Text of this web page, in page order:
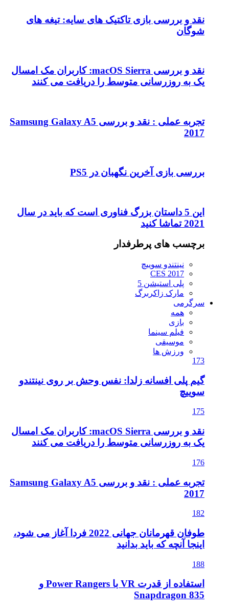
نقد و بررسی بازی تاکتیک های سایه: تیغه های
شوگان
نقد و بررسی macOS Sierra: کاربران مک امسال
یک به روزرسانی متوسط را دریافت می کنند
تجربه عملی : نقد و بررسی Samsung Galaxy A5
2017
بررسی بازی آخرین نگهبان در PS5
این 5 داستان بزرگ فناوری است که باید در سال
2021 تماشا کنید
برچسب های پرطرفدار
نینتندو سوییچ
CES 2017
پلی استیشن 5
مارک زاکربرگ
سرگرمی
همه
بازی
فیلم سینما
موسیقی
ورزش ها
173
گیم پلی افسانه زلدا: نفس وحش بر روی نینتندو
سوییچ
175
نقد و بررسی macOS Sierra: کاربران مک امسال
یک به روزرسانی متوسط را دریافت می کنند
176
تجربه عملی : نقد و بررسی Samsung Galaxy A5
2017
182
طوفان قهرمانان جهانی 2022 فردا آغاز می شود،
اینجا آنچه که باید بدانید
188
استفاده از قدرت VR با Power Rangers و
Snapdragon 835